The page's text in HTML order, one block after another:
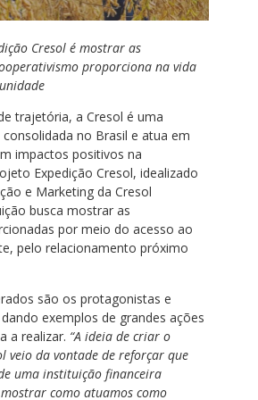
Cresol é mostrar as
proporciona na vida
trajetória, a Cresol é uma
no Brasil e atua em
impactos positivos na
Expedição Cresol, idealizado
e Marketing da Cresol
busca mostrar as
por meio do acesso ao
pelo relacionamento próximo
são os protagonistas e
exemplos de grandes ações
a realizar. “A ideia de criar o
veio da vontade de reforçar que
uma instituição financeira
como atuamos como